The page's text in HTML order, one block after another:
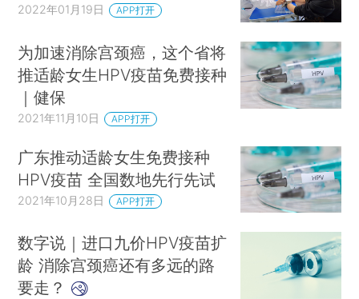
2022年01月19日 APP打开
为加速消除宫颈癌，这个省将
推适龄女生HPV疫苗免费接种
｜健保
2021年11月10日 APP打开
广东推动适龄女生免费接种
HPV疫苗 全国数地先行先试
2021年10月28日 APP打开
数字说｜进口九价HPV疫苗扩
龄 消除宫颈癌还有多远的路
要走？